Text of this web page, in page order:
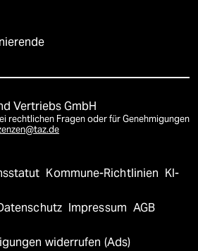
Vertriebs GmbH
rechtlichen Fragen oder für Genehmigungen
Kommune-Richtlinien KI-
Impressum AGB
widerrufen (Ads)